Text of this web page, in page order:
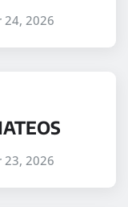
24, 2026
23, 2026